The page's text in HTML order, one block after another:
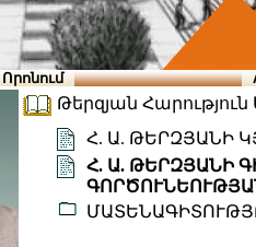
Որոնում
Թերզյան Հարություն
Հ. Ա. ԹԵՐԶՅԱՆԻ
Հ. Ա. ԹԵՐԶՅԱՆԻ